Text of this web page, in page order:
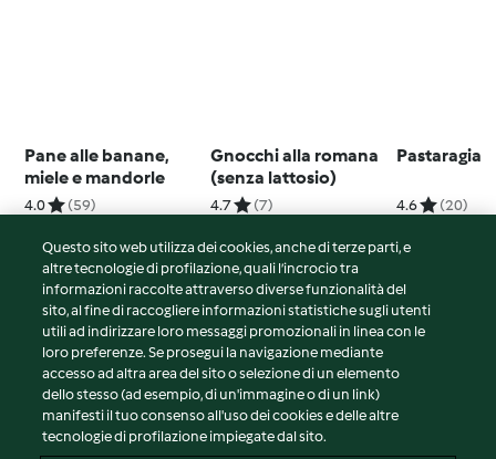
Pane alle banane,
miele e mandorle
4.0 (59)
Gnocchi alla romana
(senza lattosio)
4.7 (7)
Pastaragia
4.6 (20)
© Copyright 2026
Termini del servizio
Informativa sulla privacy
Avvertenze generali
Note legali
Questo sito web utilizza dei cookies, anche di terze parti, e
altre tecnologie di profilazione, quali l’incrocio tra
informazioni raccolte attraverso diverse funzionalità del
sito, al fine di raccogliere informazioni statistiche sugli utenti
utili ad indirizzare loro messaggi promozionali in linea con le
loro preferenze. Se prosegui la navigazione mediante
accesso ad altra area del sito o selezione di un elemento
dello stesso (ad esempio, di un'immagine o di un link)
manifesti il tuo consenso all'uso dei cookies e delle altre
tecnologie di profilazione impiegate dal sito.